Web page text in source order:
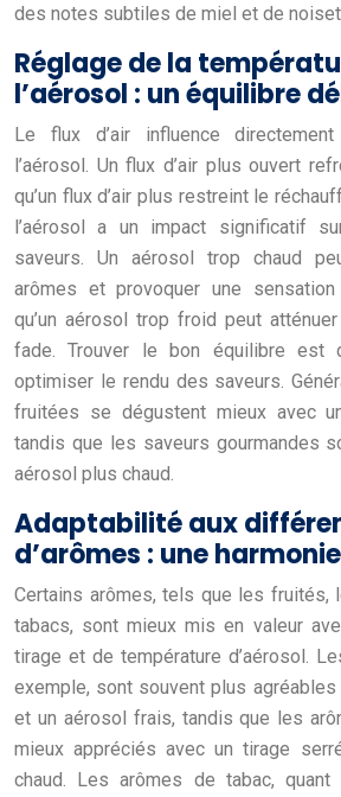
des notes subtiles de miel et de
Réglage de la
l’aérosol : un équilibre
Le flux d’air influence
l’aérosol. Un flux d’air plus ouvert
qu’un flux d’air plus restreint le
l’aérosol a un impact significatif
saveurs. Un aérosol trop chaud
arômes et provoquer une sensation
qu’un aérosol trop froid peut
fade. Trouver le bon équilibre est
optimiser le rendu des saveurs.
fruitées se dégustent mieux avec
tandis que les saveurs gourmandes
aérosol plus chaud.
Adaptabilité aux
d’arômes : une
Certains arômes, tels que les fruités,
tabacs, sont mieux mis en valeur
tirage et de température d’aérosol.
exemple, sont souvent plus agréables
et un aérosol frais, tandis que les
mieux appréciés avec un tirage
chaud. Les arômes de tabac,